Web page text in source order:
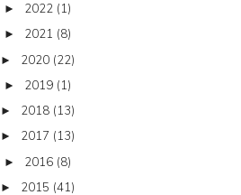
► 2022 (1)
► 2021 (8)
► 2020 (22)
► 2019 (1)
► 2018 (13)
► 2017 (13)
► 2016 (8)
► 2015 (41)